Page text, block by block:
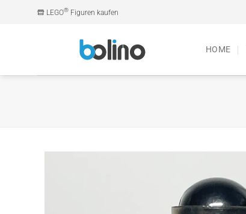
LEGO® Figuren kaufen
HOME